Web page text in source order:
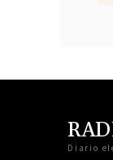
Diario